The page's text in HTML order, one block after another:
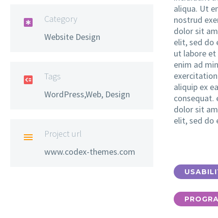

Category
Website Design

Tags
WordPress,Web, Design

Project url
www.codex-themes.com
aliqua. Ut
nostrud
dolor sit
elit, sed do
ut labore
enim ad
aliquip ex
consequat.
dolor sit
elit, sed do